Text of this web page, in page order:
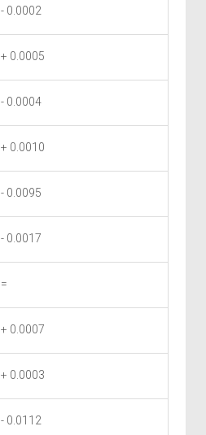
- 0.0002
+ 0.0005
- 0.0004
+ 0.0010
- 0.0095
- 0.0017
=
+ 0.0007
+ 0.0003
- 0.0112